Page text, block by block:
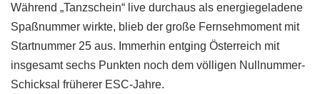
Während „Tanzschein“ live durchaus als energiegeladene
Spaßnummer wirkte, blieb der große Fernsehmoment mit
Startnummer 25 aus. Immerhin entging Österreich mit
insgesamt sechs Punkten noch dem völligen Nullnummer-
Schicksal früherer ESC-Jahre.